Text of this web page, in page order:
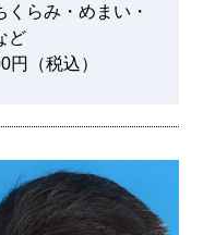
くらみ・めまい・
ど
円（税込）